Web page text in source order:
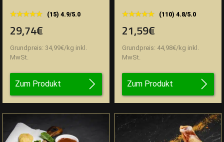
★★★★★
★★★★★ (15) 4.9/5.0
29,74€
Grundpreis: 34,99€/kg inkl.
MwSt.
Zum Produkt
★★★★★
★★★★★ (110) 4.8/5.0
21,59€
Grundpreis: 44,98€/kg inkl.
MwSt.
Zum Produkt